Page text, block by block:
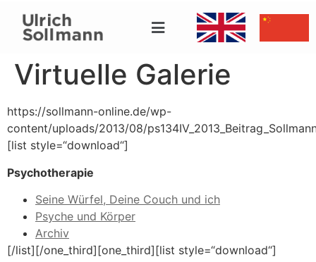
Virtuelle Galerie
https://sollmann-online.de/wp-
content/uploads/2013/08/
[list style=“download“]
Psychotherapie
Seine Würfel, Deine Couch und ich
Psyche und Körper
Archiv
[/list][/one_third][one_third][list style=“download“]